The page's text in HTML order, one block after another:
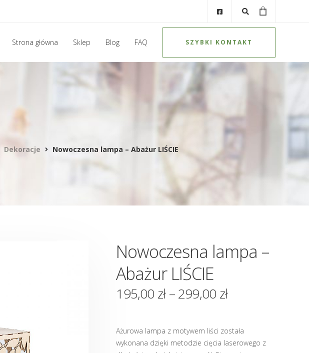
Strona główna Sklep Blog FAQ SZYBKI KONTAKT
Dekoracje Nowoczesna lampa – Abażur LIŚCIE
Nowoczesna lampa –
Abażur LIŚCIE
195,00 zł–299,00 zł
Ażurowa lampa z motywem liści została
wykonana dzięki metodzie cięcia laserowego z